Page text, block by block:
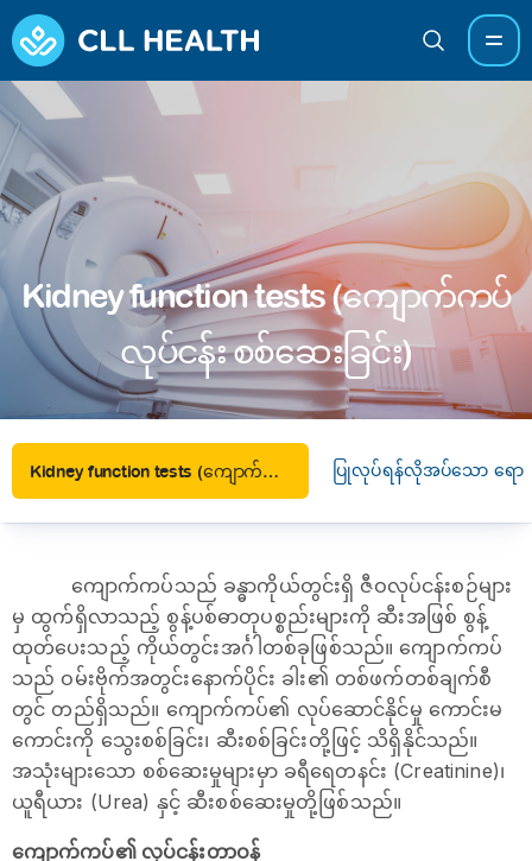
Kidney function tests (ကျောက်ကပ်
လုပ်ငန်း စစ်ဆေးခြင်း)
Kidney function tests (ကျောက်ကပ်လုပ်ငန်း စစ်ဆေးခြင်း) ပြုလုပ်ရန်လိုအပ်သော ရောဂ
ကျောက်ကပ်သည် ခန္ဓာကိုယ်တွင်းရှိ ဇီဝလုပ်ငန်းစဉ်များ
မှ ထွက်ရှိလာသည့် စွန့်ပစ်ဓာတုပစ္စည်းများကို ဆီးအဖြစ် စွန့်
ထုတ်ပေးသည့် ကိုယ်တွင်းအင်္ဂါတစ်ခုဖြစ်သည်။ ကျောက်ကပ်
သည် ဝမ်းဗိုက်အတွင်းနောက်ပိုင်း ခါး၏ တစ်ဖက်တစ်ချက်စီ
တွင် တည်ရှိသည်။ ကျောက်ကပ်၏ လုပ်ဆောင်နိုင်မှု ကောင်းမ
ကောင်းကို သွေးစစ်ခြင်း၊ ဆီးစစ်ခြင်းတို့ဖြင့် သိရှိနိုင်သည်။
အသုံးများသော စစ်ဆေးမှုများမှာ ခရီရေတနင်း (Creatinine)၊
ယူရီယား (Urea) နှင့် ဆီးစစ်ဆေးမှုတို့ဖြစ်သည်။
ကျောက်ကပ်၏ လုပ်ငန်းတာဝန်